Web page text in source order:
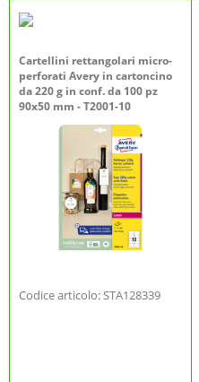
Cartellini rettangolari micro-
perforati Avery in cartoncino
da 220 g in conf. da 100 pz
90x50 mm - T2001-10
Codice articolo: STA128339